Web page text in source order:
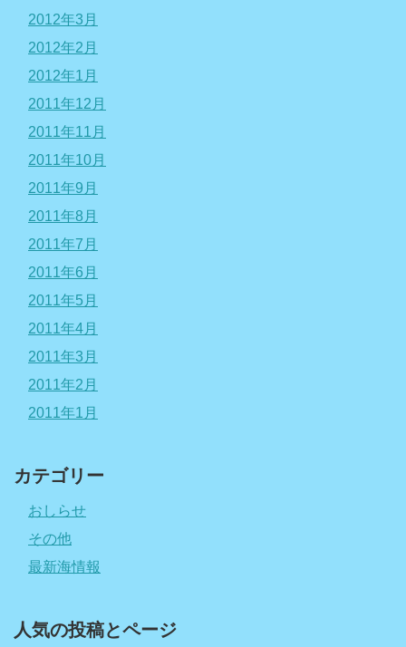
2012年3月
2012年2月
2012年1月
2011年12月
2011年11月
2011年10月
2011年9月
2011年8月
2011年7月
2011年6月
2011年5月
2011年4月
2011年3月
2011年2月
2011年1月
カテゴリー
おしらせ
その他
最新海情報
人気の投稿とページ